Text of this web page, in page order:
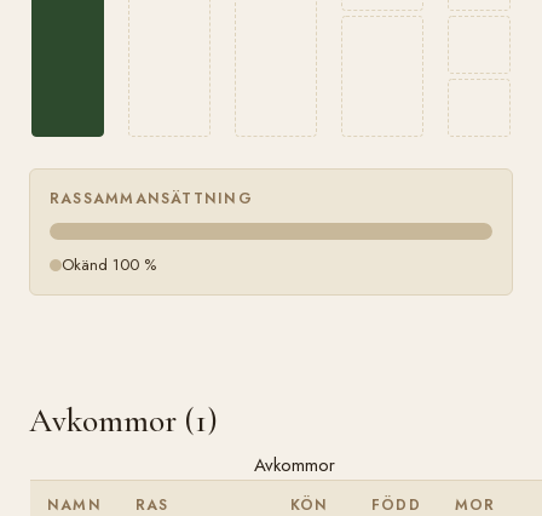
RASSAMMANSÄTTNING
Okänd 100 %
Avkommor (1)
Avkommor
NAMN RAS KÖN FÖDD MOR